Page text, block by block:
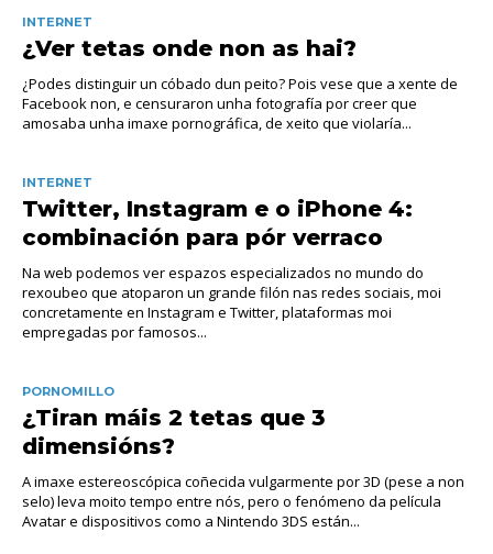
INTERNET
¿Ver tetas onde non as hai?
¿Podes distinguir un cóbado dun peito? Pois vese que a xente de
Facebook non, e censuraron unha fotografía por creer que
amosaba unha imaxe pornográfica, de xeito que violaría...
INTERNET
Twitter, Instagram e o iPhone 4:
combinación para pór verraco
Na web podemos ver espazos especializados no mundo do
rexoubeo que atoparon un grande filón nas redes sociais, moi
concretamente en Instagram e Twitter, plataformas moi
empregadas por famosos...
PORNOMILLO
¿Tiran máis 2 tetas que 3
dimensións?
A imaxe estereoscópica coñecida vulgarmente por 3D (pese a non
selo) leva moito tempo entre nós, pero o fenómeno da película
Avatar e dispositivos como a Nintendo 3DS están...